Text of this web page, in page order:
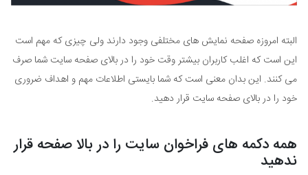
البته امروزه صفحه نمایش های مختلفی وجود دارند ولی چیزی که مهم است
این است که اغلب کاربران بیشتر وقت خود را در بالای صفحه سایت شما صرف
می کنند. این بدان معنی است که شما بایستی اطلاعات مهم و اهداف ضروری
خود را در بالای صفحه سایت قرار دهید.
همه دکمه های فراخوان سایت را در بالا صفحه قرار
ندهید